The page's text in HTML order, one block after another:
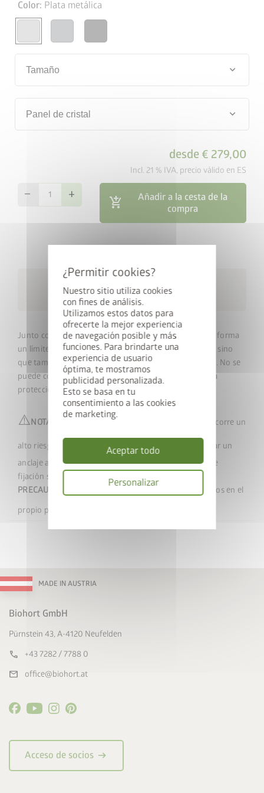
Nuestro sitio utiliza cookies
con fines de análisis.
Utilizamos estos datos para
ofrecerte la mejor experiencia
de navegación posible y más
funciones. Para brindarte una
experiencia de usuario
óptima, te mostramos
publicidad personalizada.
Esto se basa en tu
consentimiento a las cookies
de marketing.
Aceptar todo
Personalizar
privacidad
Color: Plata metálica
Tamaño keyboard_arrow_down
Panel de cristal keyboard_arrow_down
desde € 279,00
Incl. 21 % IVA, precio válido en ES
remove add
add_shopping_cart
Añadir a la cesta de la
compra
local_shipping
semanas
Junto con el lecho de cultivo, la pantalla de privacidad forma
un límite decorativo y no solo proporciona privacidad, sino
que también actúa como una pantalla contra el viento. No se
puede combinar con el semillero superpuesto ni con la
protección para insectos. Altura: 91 cm
⚠️NOTA: En lugares expuestos al viento, el producto corre un
alto riesgo de volcarse, por lo que es esencial garantizar un
anclaje adecuado a la base, utilizando los materiales de
fijación suministrados.
PRECAUCIÓN:
De lo contrario, podrían producirse daños en el
propio producto y/o en los objetos cercanos.
MADE IN AUSTRIA
Biohort GmbH
Pürnstein 43, A-4120 Neufelden
call +43 7282 / 7788 0
mail office@biohort.at
Acceso de socios arrow_right_alt